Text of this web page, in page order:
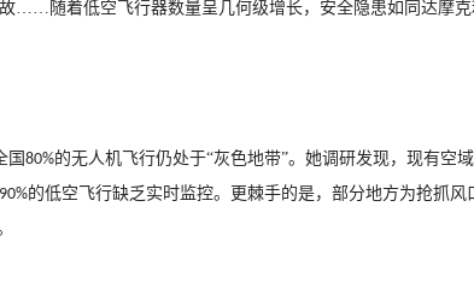
……随着低空飞行器数量呈几何级增长，安全隐患如同达摩
国 80%的无人机飞行仍处于“灰色地带”。她调研发现，现有空域
90%的低空飞行缺乏实时监控。更棘手的是，部分地方为抢抓风